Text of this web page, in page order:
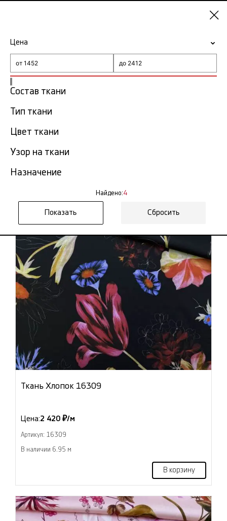
ГлавнаяТкань Oscar De La Renta
Ткань Oscar De La Renta в
Цена
Состав ткани
Тип ткани
Цвет ткани
Узор на ткани
Назначение
Найдено:4
Сбросить
Ткань Хлопок 16309
Цена:2 420 ₽/м
Артикул: 16309
В наличии 6.95 м
В корзину